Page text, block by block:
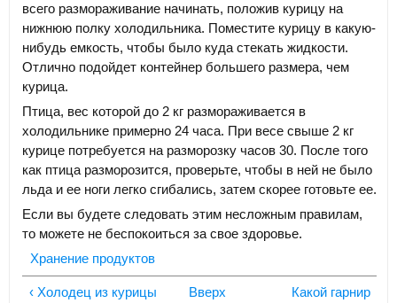
всего размораживание начинать, положив курицу на
нижнюю полку холодильника. Поместите курицу в какую-
нибудь емкость, чтобы было куда стекать жидкости.
Отлично подойдет контейнер большего размера, чем
курица.
Птица, вес которой до 2 кг размораживается в
холодильнике примерно 24 часа. При весе свыше 2 кг
курице потребуется на разморозку часов 30. После того
как птица разморозится, проверьте, чтобы в ней не было
льда и ее ноги легко сгибались, затем скорее готовьте ее.
Если вы будете следовать этим несложным правилам,
то можете не беспокоиться за свое здоровье.
Хранение продуктов
‹ Холодец из курицы Вверх
Какой гарнир